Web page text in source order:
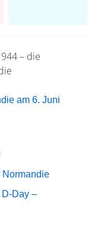
– die
am 6. Juni
Normandie
Day –